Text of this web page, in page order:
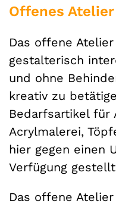
Offenes Atelier
Das offene
gestalterisch
und ohne
kreativ zu
Bedarfsartikel für
Acrylmalerei,
hier gegen einen
Verfügung
Das offene